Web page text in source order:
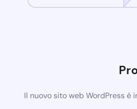
Il nuovo sito web WordPress